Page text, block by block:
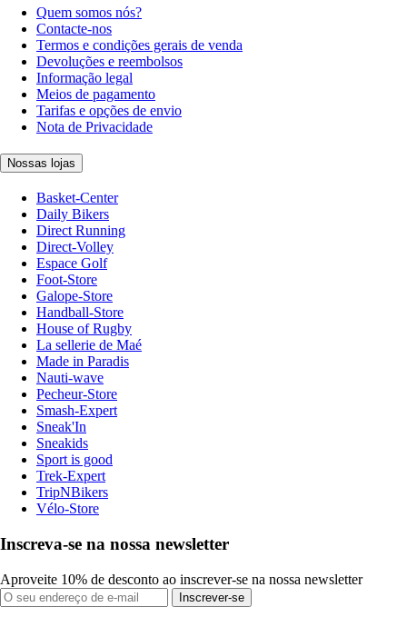
Quem somos nós?
Contacte-nos
Termos e condições gerais de venda
Devoluções e reembolsos
Informação legal
Meios de pagamento
Tarifas e opções de envio
Nota de Privacidade
Nossas lojas
Basket-Center
Daily Bikers
Direct Running
Direct-Volley
Espace Golf
Foot-Store
Galope-Store
Handball-Store
House of Rugby
La sellerie de Maé
Made in Paradis
Nauti-wave
Pecheur-Store
Smash-Expert
Sneak'In
Sneakids
Sport is good
Trek-Expert
TripNBikers
Vélo-Store
Inscreva-se na nossa newsletter
Aproveite 10% de desconto ao inscrever-se na nossa newsletter
Inscrever-se